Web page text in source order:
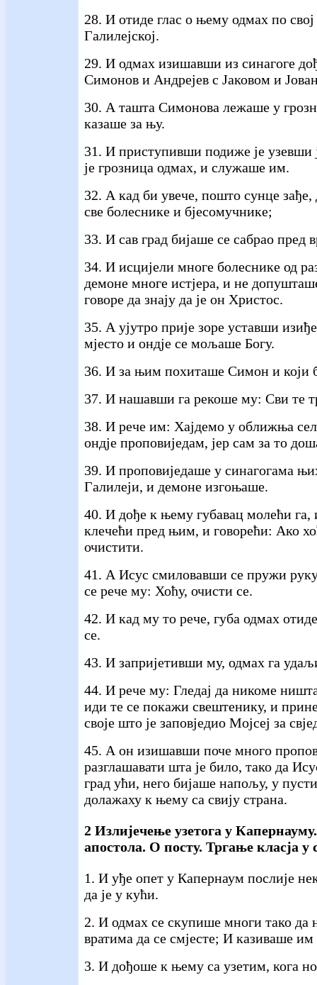
28. И отиде глас о њему одмах по
Галилејској.
29. И одмах изишавши из синагоге
Симонов и Андрејев с Јаковом и
30. А ташта Симонова лежаше у
казаше за њу.
31. И приступивши подиже је узевши
је грозница одмах, и служаше им.
32. А кад би увече, пошто сунце
све болеснике и бјесомучнике;
33. И сав град бијаше се сабрао пред
34. И исцијели многе болеснике од
демоне многе истјера, и не
говоре да знају да је он Христос.
35. А ујутро прије зоре уставши
мјесто и ондје се мољаше Богу.
36. И за њим похиташе Симон и који
37. И нашавши га рекоше му: Сви те
38. И рече им: Хајдемо у оближња
ондје проповиједам, јер сам за то
39. И проповиједаше у синагогама
Галилеји, и демоне изгоњаше.
40. И дође к њему губавац молећи
клечећи пред њим, и говорећи: Ако
очистити.
41. А Исус смиловавши се пружи
се рече му: Хоћу, очисти се.
42. И кад му то рече, губа одмах
се.
43. И запријетивши му, одмах га
44. И рече му: Гледај да никоме
иди те се покажи свештенику, и
своје што је заповједио Мојсеј за
45. А он изишавши поче много
разглашавати шта је било, тако да
град ући, него бијаше напољу, у
долажаху к њему са свију страна.
2 Излијечење узетога у
апостола. О посту. Тргање класја у
1. И уђе опет у Капернаум послије
да је у кући.
2. И одмах се скупише многи тако да
вратима да се смјесте; И казиваше им
3. И дођоше к њему са узетим, кога